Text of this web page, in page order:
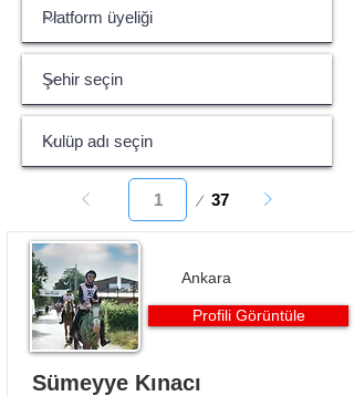
37
Sayfa:
Ankara
Profili Görüntüle
Sümeyye Kınacı